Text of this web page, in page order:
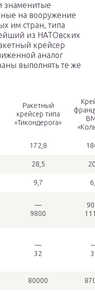
знаменитые
на вооружение
им стран, типа
из НАТОвских
крейсер
аналог
выполнять те же
Ракетный
крейсер типа
«Тикондерога»
172,8
28,5
9,7
—
9800
—
32
80000